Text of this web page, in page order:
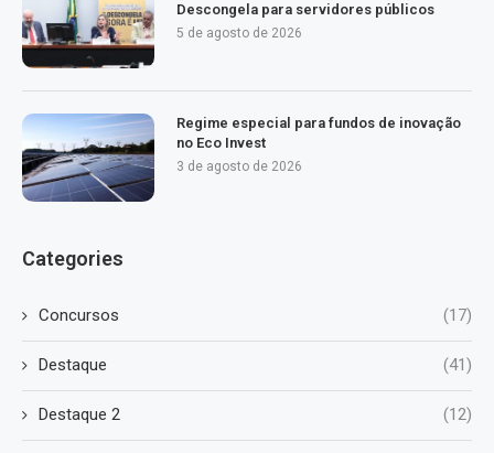
Descongela para servidores públicos
5 de agosto de 2026
Regime especial para fundos de inovação
no Eco Invest
3 de agosto de 2026
Categories
Concursos (17)
Destaque (41)
Destaque 2 (12)